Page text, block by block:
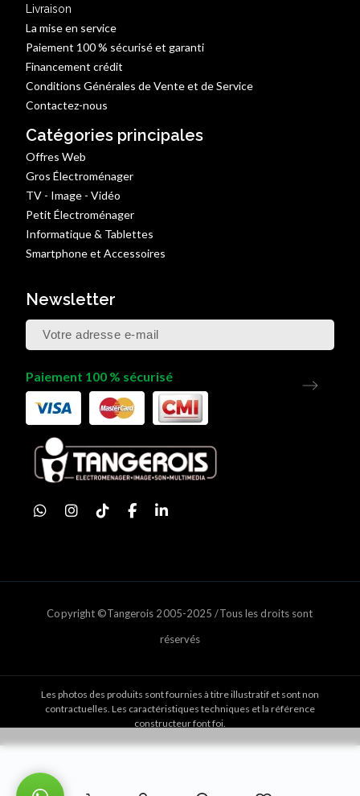
Livraison
La mise en service
Paiement 100 % sécurisé et garanti
Financement crédit
Conditions Générales de Vente et de Service
Contactez-nous
Catégories principales
Offres Web
Gros Électroménager
TV - Image - Vidéo
Petit Électroménager
Informatique & Tablettes
Smartphone et Accessoires
Newsletter
Paiement 100 % sécurisé
Copyright ©Tangerois 2005-2025 /Tous les droits sont
réservés
Les photos des produits sont fournies à titre illustratif et sont non
contractuelles. Les caractéristiques techniques et la référence
constructeur font foi.